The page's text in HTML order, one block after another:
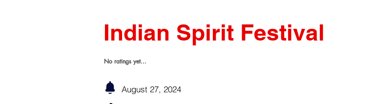
Indian Spirit Festival
No ratings yet...
August 27, 2024